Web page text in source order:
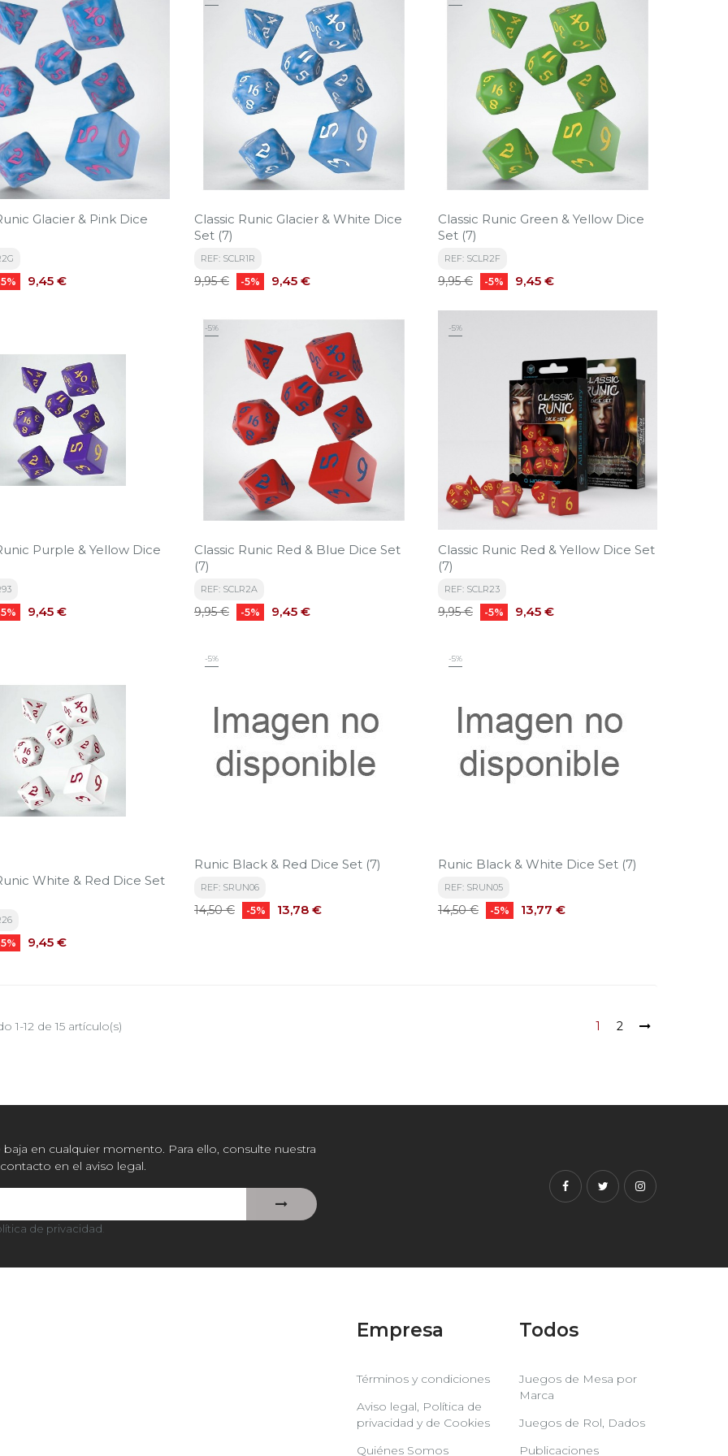
Glacier & Pink Dice
Precio
9,45 €
Classic Runic Glacier & White Dice
Set (7)
REF: SCLR1R
Precio
9,95 € -5% Precio
9,45 €
Classic Runic Green & Yellow Dice
Set (7)
REF: SCLR2F
Precio
9,95 € -5% Precio
9,45 €
Purple & Yellow Dice
Precio
9,45 €
-5%
Classic Runic Red & Blue Dice Set
(7)
REF: SCLR2A
Precio
9,95 € -5% Precio
9,45 €
-5%
Classic Runic Red & Yellow Dice Set
(7)
REF: SCLR23
Precio
9,95 € -5% Precio
9,45 €
White & Red Dice Set
Precio
9,45 €
-5%
Runic Black & Red Dice Set (7)
REF: SRUN06
Precio
14,50 € -5% Precio
13,78 €
-5%
Runic Black & White Dice Set (7)
REF: SRUN05
Precio
14,50 € -5% Precio
13,77 €
1-12 de 15 artículo(s) 1 2
baja en cualquier momento. Para ello, consulte nuestra
en el aviso legal.
de privacidad
Facebook
TwitterInstagram
Empresa
Términos y condiciones
Aviso legal, Política de
privacidad y de Cookies
Quiénes Somos
Todos
Juegos de Mesa por
Marca
Juegos de Rol, Dados
Publicaciones